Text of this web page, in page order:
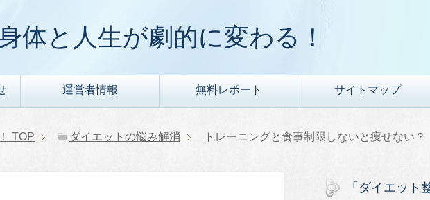
体と人生が劇的に変わる！
運営者情報 無料レポート サイトマップ
TOP ダイエットの悩み解消 トレーニングと食事制限しないと痩せない？
「ダイエット